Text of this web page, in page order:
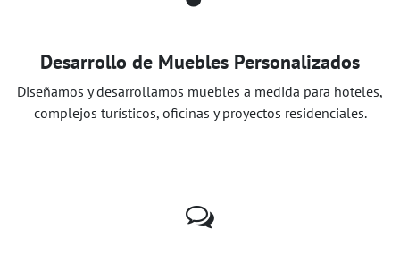
Desarrollo de Muebles Personalizados
Diseñamos y desarrollamos muebles a medida para hoteles,
complejos turísticos, oficinas y proyectos residenciales.